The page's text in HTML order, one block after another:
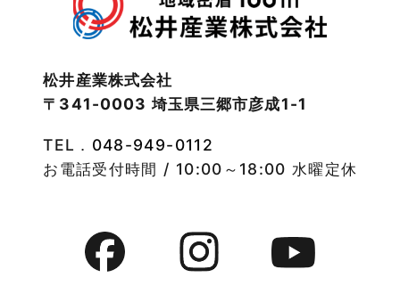
注文住宅施工事例
物件検索
物件特集
竹ノ塚店-ブログ
貸倉庫・その他
2022年11月
2022年9月
2022年8月
2022年6月
松井産業株式会社
〒341-0003 埼玉県三郷市彦成1-1
TEL． 048-949-0112
お電話受付時間 / 10:00～18:00 水曜定休